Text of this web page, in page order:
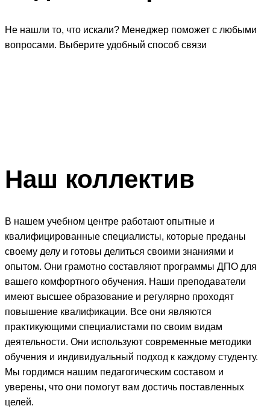
Не нашли то, что искали? Менеджер поможет с любыми
вопросами. Выберите удобный способ связи
Наш коллектив
В нашем учебном центре работают опытные и
квалифицированные специалисты, которые преданы
своему делу и готовы делиться своими знаниями и
опытом. Они грамотно составляют программы ДПО для
вашего комфортного обучения. Наши преподаватели
имеют высшее образование и регулярно проходят
повышение квалификации. Все они являются
практикующими специалистами по своим видам
деятельности. Они используют современные методики
обучения и индивидуальный подход к каждому студенту.
Мы гордимся нашим педагогическим составом и
уверены, что они помогут вам достичь поставленных
целей.